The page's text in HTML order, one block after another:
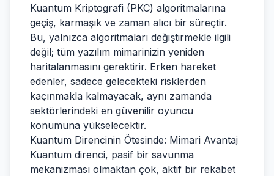
Kuantum Kriptografi (PKC) algoritmalarına
geçiş, karmaşık ve zaman alıcı bir süreçtir.
Bu, yalnızca algoritmaları değiştirmekle ilgili
değil; tüm yazılım mimarinizin yeniden
haritalanmasını gerektirir. Erken hareket
edenler, sadece gelecekteki risklerden
kaçınmakla kalmayacak, aynı zamanda
sektörlerindeki en güvenilir oyuncu
konumuna yükselecektir.
Kuantum Direncinin Ötesinde: Mimari Avantaj
Kuantum direnci, pasif bir savunma
mekanizması olmaktan çok, aktif bir rekabet